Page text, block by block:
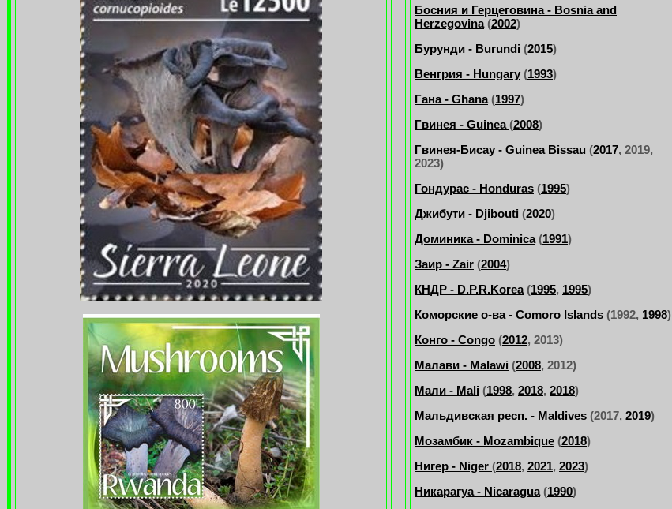
Босния и Герцеговина - Bosnia and
Herzegovina(2002)
Бурунди - Burundi (2015)
Венгрия - Hungary (1993)
Гана - Ghana(1997)
Гвинея - Guinea(2008)
Гвинея-Бисау - Guinea Bissau (2017, 2019,
2023)
Гондурас - Honduras (1995)
Джибути - Djibouti (2020)
Доминика - Dominica(1991)
Заир - Zair (2004)
КНДР - D.P.R.Korea(1995, 1995)
Коморские о-ва - Comoro Islands (1992, 1998)
Конго - Congo (2012, 2013)
Малави - Malawi (2008, 2012)
Мали - Mali (1998, 2018, 2018)
Мальдивская респ. - Maldives (2017, 2019)
Мозамбик - Mozambique (2018)
Нигер - Niger (2018, 2021, 2023)
Никарагуа - Nicaragua(1990)